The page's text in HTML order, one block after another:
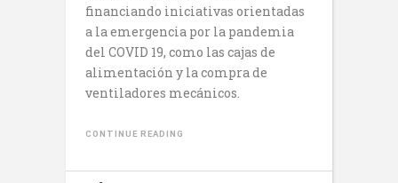
financiando iniciativas orientadas
a la emergencia por la pandemia
del COVID 19, como las cajas de
alimentación y la compra de
ventiladores mecánicos.
CONTINUE READING